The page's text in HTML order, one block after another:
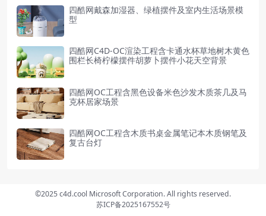
四酷网戴森加湿器、绿植摆件及室内生活场景模
型
四酷网C4D-OC渲染工程含卡通水杯草地树木黄色
围栏长椅柠檬摆件胡萝卜摆件小花天空背景
四酷网OC工程含黑色设备米色沙发木质茶几及马
克杯居家场景
四酷网OC工程含木质书桌金属笔记本木质钢笔及
复古台灯
©2025 c4d.cool Microsoft Corporation. All rights reserved.
苏ICP备2025167552号